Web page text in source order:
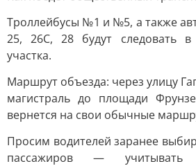
Троллейбусы №1 и №5, а также
25, 26С, 28 будут следовать в
участка.
Маршрут объезда: через улицу
магистраль до площади
вернется на свои обычные
Просим водителей заранее
пассажиров — учитывать